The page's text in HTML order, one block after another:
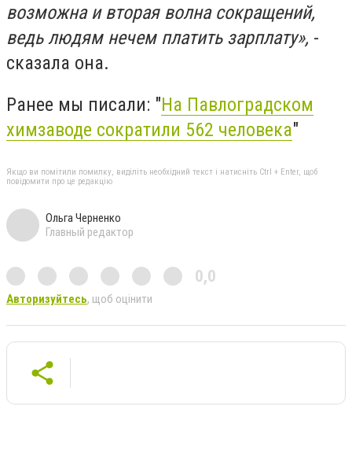
возможна и вторая волна сокращений,
ведь людям нечем платить зарплату», -
сказала она.
Ранее мы писали: "На Павлоградском
химзаводе сократили 562 человека"
Якщо ви помітили помилку, виділіть необхідний текст і натисніть Ctrl + Enter, щоб
повідомити про це редакцію
Ольга Черненко
Главный редактор
0,0
Авторизуйтесь, щоб оцінити